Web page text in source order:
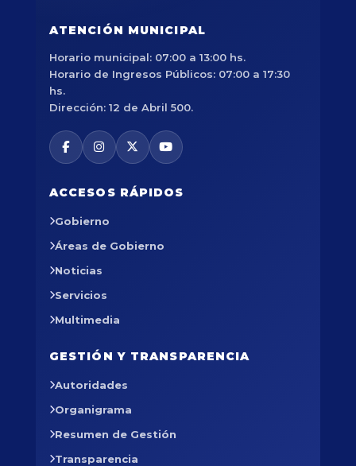
ATENCIÓN MUNICIPAL
Horario municipal: 07:00 a 13:00 hs.
Horario de Ingresos Públicos: 07:00 a 17:30
hs.
Dirección: 12 de Abril 500.
ACCESOS RÁPIDOS
Gobierno
Áreas de Gobierno
Noticias
Servicios
Multimedia
GESTIÓN Y TRANSPARENCIA
Autoridades
Organigrama
Resumen de Gestión
Transparencia